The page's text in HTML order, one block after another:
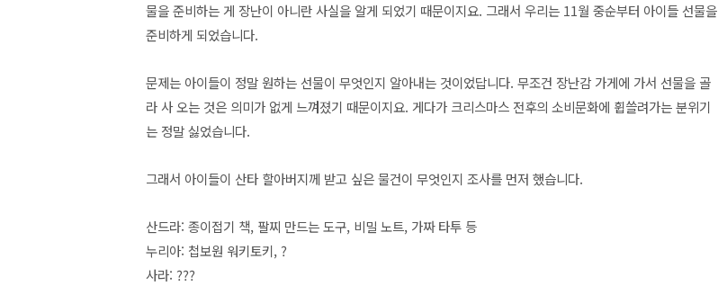
물을 준비하는 게 장난이 아니란 사실을 알게 되었기 때문이지요. 그래서 우리는 11월 중순부터 아이들 선물을
준비하게 되었습니다.
문제는 아이들이 정말 원하는 선물이 무엇인지 알아내는 것이었답니다. 무조건 장난감 가게에 가서 선물을 골
라 사 오는 것은 의미가 없게 느껴졌기 때문이지요. 게다가 크리스마스 전후의 소비문화에 휩쓸려가는 분위기
는 정말 싫었습니다.
그래서 아이들이 산타 할아버지께 받고 싶은 물건이 무엇인지 조사를 먼저 했습니다.
산드라: 종이접기 책, 팔찌 만드는 도구, 비밀 노트, 가짜 타투 등
누리아: 첩보원 워키토키, ?
사라: ???